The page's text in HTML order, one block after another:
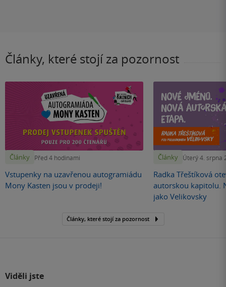
Články, které stojí za pozornost
Články Před 4 hodinami
Vstupenky na uzavřenou autogramiádu
Mony Kasten jsou v prodeji!
Články Úterý 4. srpna
Radka Třeštíková
autorskou kapitolu.
jako Velikovsky
Články, které stojí za pozornost
Viděli jste